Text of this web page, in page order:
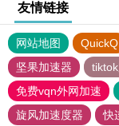
友情链接
网站地图 QuickQ
坚果加速器
免费vqn外网加速
旋风加速度器
快